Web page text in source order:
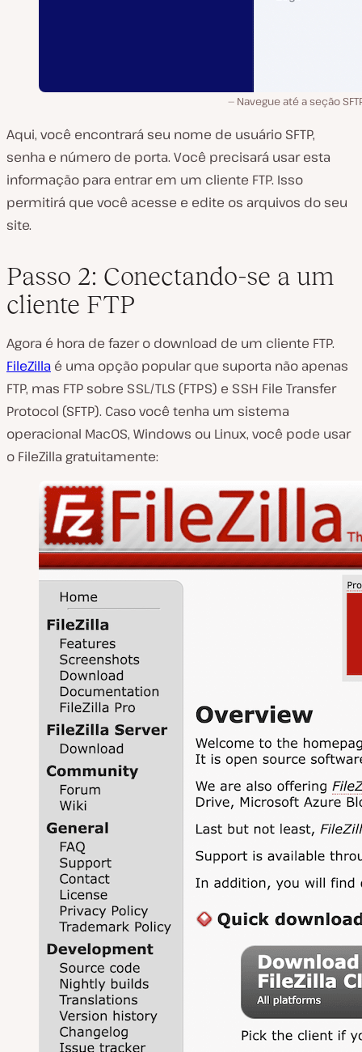
Navegue até a seção
Aqui, você encontrará seu nome de usuário SFTP,
senha e número de porta. Você precisará usar esta
informação para entrar em um cliente FTP. Isso
permitirá que você acesse e edite os arquivos do seu
site.
Passo 2: Conectando-se a um
cliente FTP
Agora é hora de fazer o download de um cliente FTP.
FileZilla é uma opção popular que suporta não apenas
FTP, mas FTP sobre SSL/TLS (FTPS) e SSH File Transfer
Protocol (SFTP). Caso você tenha um sistema
operacional MacOS, Windows ou Linux, você pode usar
o FileZilla gratuitamente: